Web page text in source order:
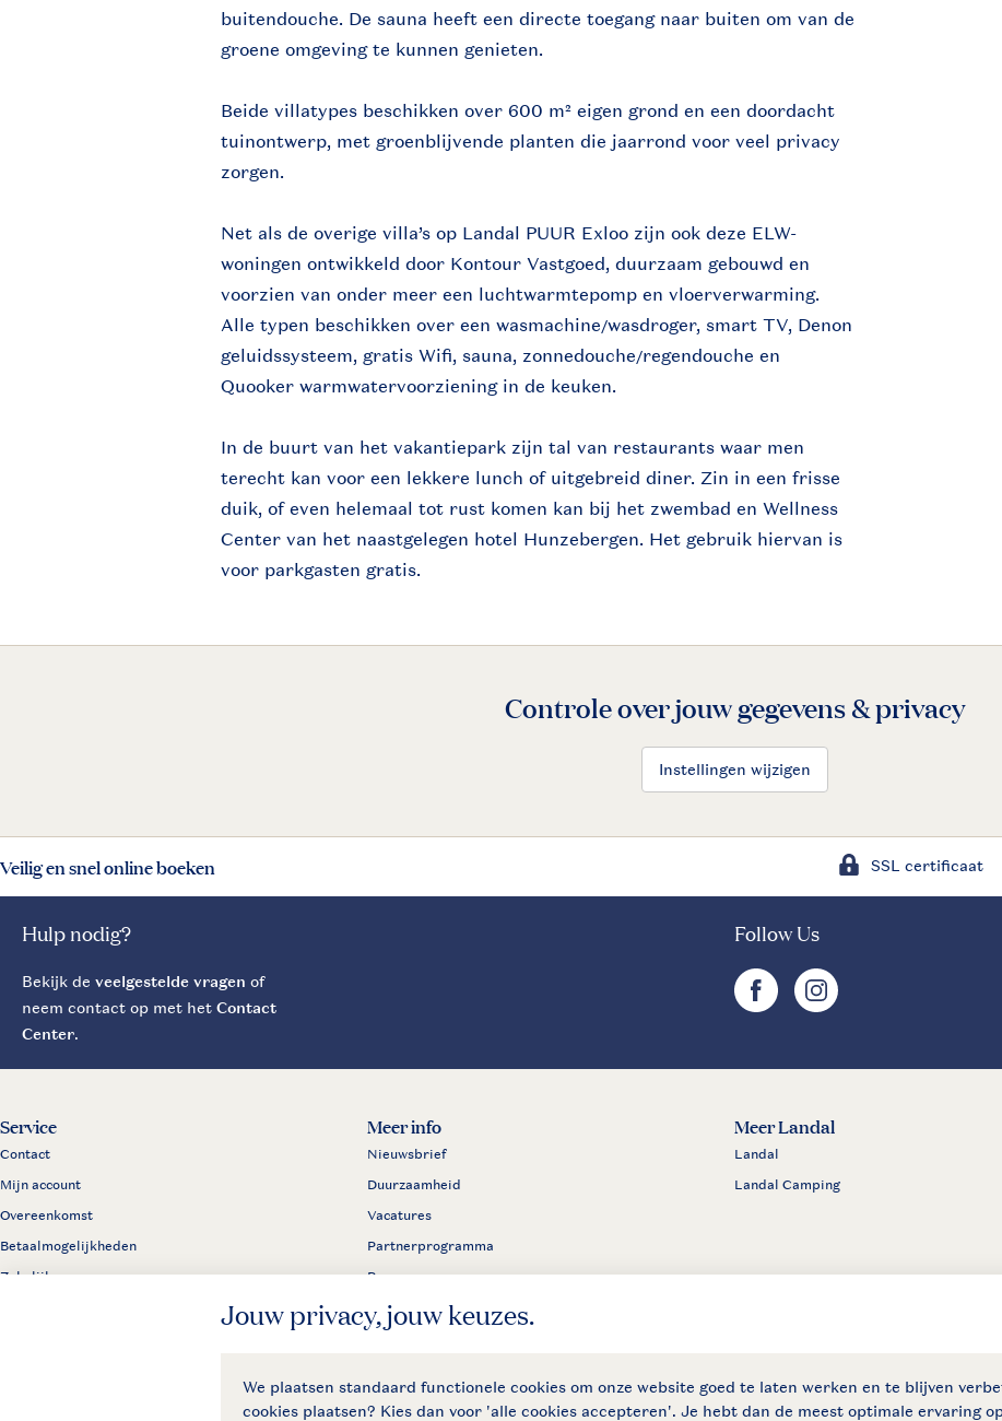
buitendouche. De sauna heeft een directe toegang naar buiten om van de
groene omgeving te kunnen genieten.
Beide villatypes beschikken over 600 m² eigen grond en een doordacht
tuinontwerp, met groenblijvende planten die jaarrond voor veel privacy
zorgen.
Net als de overige villa’s op Landal PUUR Exloo zijn ook deze ELW-
woningen ontwikkeld door Kontour Vastgoed, duurzaam gebouwd en
voorzien van onder meer een luchtwarmtepomp en vloerverwarming.
Alle typen beschikken over een wasmachine/wasdroger, smart TV, Denon
geluidssysteem, gratis Wifi, sauna, zonnedouche/regendouche en
Quooker warmwatervoorziening in de keuken.
In de buurt van het vakantiepark zijn tal van restaurants waar men
terecht kan voor een lekkere lunch of uitgebreid diner. Zin in een frisse
duik, of even helemaal tot rust komen kan bij het zwembad en Wellness
Center van het naastgelegen hotel Hunzebergen. Het gebruik hiervan is
voor parkgasten gratis.
Controle over jouw gegevens & privacy
Instellingen wijzigen
Veilig en snel online boeken SSL certificaat
Hulp nodig?
Bekijk de veelgestelde vragen of
neem contact op met het Contact
Center.
Follow Us
facebookinstagram
Service
Contact
Mijn account
Overeenkomst
Betaalmogelijkheden
Zakelijk
Meer info
Nieuwsbrief
Duurzaamheid
Vacatures
Partnerprogramma
Pers
Meer Landal
Landal
Landal Camping